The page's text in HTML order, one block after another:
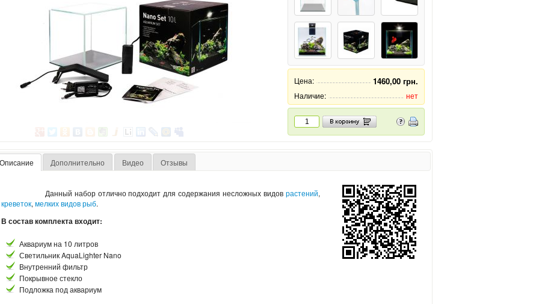
Цена: 1460,00 грн.
Наличие: нет
Дополнительно Видео Отзывы
Данный набор отлично подходит для содержания несложных видоврастений,
креветок,мелких видов рыб.
В состав комплекта входит:
Аквариум на 10 литров
Светильник AquaLighter Nano
Внутренний фильтр
Покрывное стекло
Подложка под аквариум